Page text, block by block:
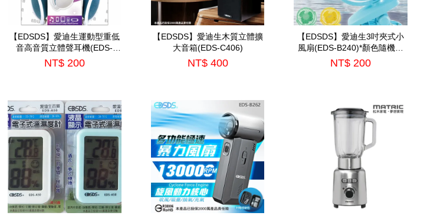
【EDSDS】愛迪生運動型重低
音高音質立體聲耳機(EDS-
C421)*顏色隨機出*
NT$ 200
【EDSDS】愛迪生木質立體擴
大音箱(EDS-C406)
NT$ 400
【EDSDS】愛迪生3吋夾式小
風扇(EDS-B240)*顏色隨機出
貨*
NT$ 200